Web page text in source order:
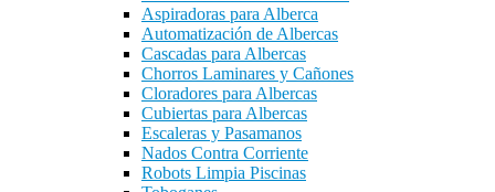
Aspiradoras para Alberca
Automatización de Albercas
Cascadas para Albercas
Chorros Laminares y Cañones
Cloradores para Albercas
Cubiertas para Albercas
Escaleras y Pasamanos
Nados Contra Corriente
Robots Limpia Piscinas